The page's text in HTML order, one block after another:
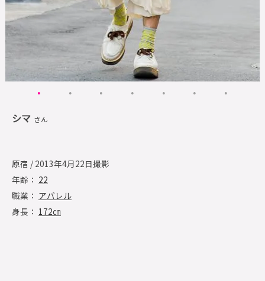
シマ さん
原宿 / 2013年4月22日撮影
年齢： 22
職業： アパレル
身長： 172㎝